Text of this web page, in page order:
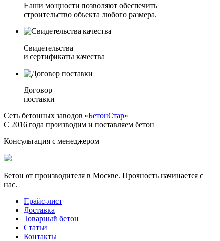
Наши мощности позволяют обеспечить
строительство объекта любого размера.
Свидетельства
и сертификаты качества
Договор
поставки
Сеть бетонных заводов «БетонСтар»
С 2016 года производим и поставляем бетон
Консультация с менеджером
Бетон от производителя в Москве. Прочность начинается с
нас.
Прайс-лист
Доставка
Товарный бетон
Статьи
Контакты